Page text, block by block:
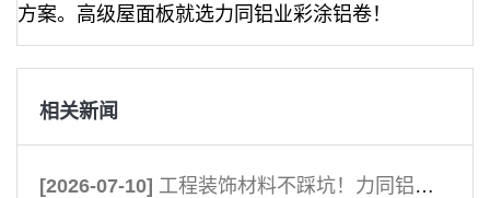
方案。高级屋面板就选力同铝业彩涂铝卷！
相关新闻
[2026-07-10] 工程装饰材料不踩坑！力同铝业彩涂铝卷，品质拉满更耐用